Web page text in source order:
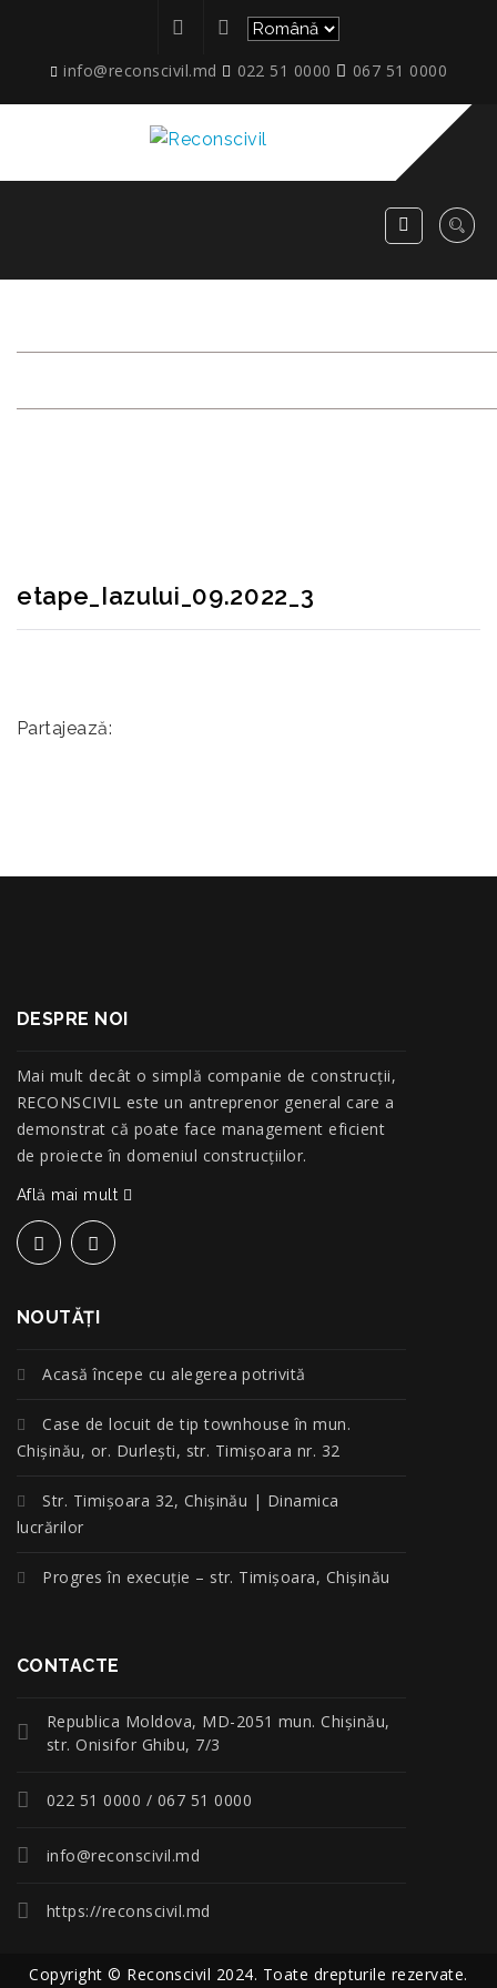
info@reconscivil.md 022 51 0000 067 51 0000
etape_Iazului_09.2022_3
Partajează:
DESPRE NOI
Mai mult decât o simplă companie de construcţii,
RECONSCIVIL este un antreprenor general care a
demonstrat că poate face management eficient
de proiecte în domeniul construcțiilor.
Află mai mult
NOUTĂŢI
Acasă începe cu alegerea potrivită
Case de locuit de tip townhouse în mun.
Chișinău, or. Durlești, str. Timișoara nr. 32
Str. Timișoara 32, Chișinău | Dinamica
lucrărilor
Progres în execuție – str. Timișoara, Chișinău
CONTACTE
Republica Moldova, MD-2051 mun. Chişinău,
str. Onisifor Ghibu, 7/3
022 51 0000 / 067 51 0000
info@reconscivil.md
https://reconscivil.md
Copyright © Reconscivil 2024. Toate drepturile rezervate.